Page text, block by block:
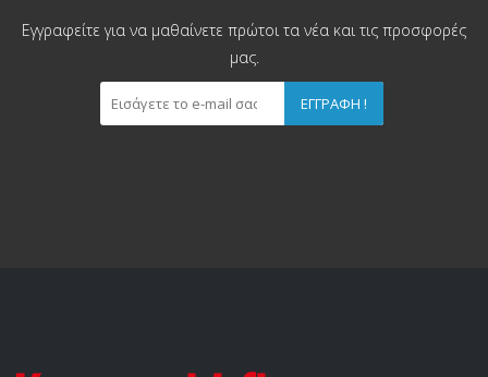
Εγγραφείτε για να μαθαίνετε πρώτοι τα νέα και τις προσφορές
μας.
ΕΓΓΡΑΦΉ !